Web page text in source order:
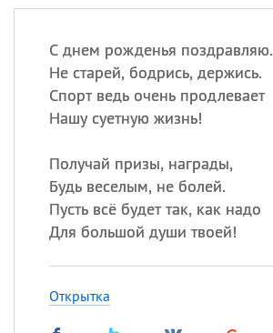
С днем рожденья поздравляю.
Не старей, бодрись, держись.
Спорт ведь очень продлевает
Нашу суетную жизнь!
Получай призы, награды,
Будь веселым, не болей.
Пусть всё будет так, как надо
Для большой души твоей!
Открытка